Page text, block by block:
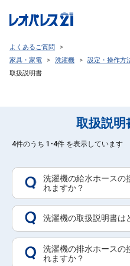
よくあるご質問
>
家具・家電
> 洗濯機 > 設定・操作方
取扱説明書
取扱説明
4件のうち 1-4件 を表示しています
洗濯機の給水ホースの
れますか？
洗濯機の取扱説明書は
洗濯機の排水ホースの
れますか？